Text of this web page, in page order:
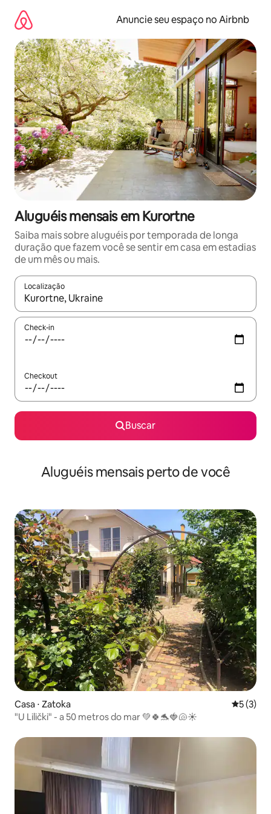
para
conteúdo
Anuncie seu espaço no Airbnb
Aluguéis mensais em Kurortne
Saiba mais sobre aluguéis por temporada de longa
duração que fazem você se sentir em casa em estadias
de um mês ou mais.
Localização
Quando os resultados estiverem disponíveis, explore-os
Check-in
Checkout
Buscar
Aluguéis mensais perto de você
Casa ⋅ Zatoka 5 de
5 (3)
"U Lilički" - a 50 metros do mar 💚🍀🐬🍓🐚☀️